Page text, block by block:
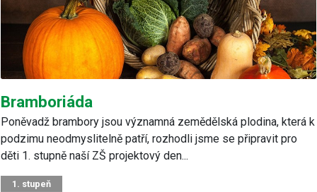
Bramboriáda
Poněvadž brambory jsou významná zemědělská plodina, která k
podzimu neodmyslitelně patří, rozhodli jsme se připravit pro
děti 1. stupně naší ZŠ projektový den...
1. stupeň